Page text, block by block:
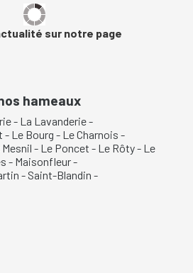
sur notre page
hameaux
- La Lavanderie-
- Le Bourg - Le Charnois -
Mesnil - Le Poncet - Le Rôty- Le
- Maisonfleur-
- Saint-Blandin -